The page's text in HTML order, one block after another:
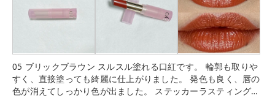
05 ブリックブラウン スルスル塗れる口紅です。 輪郭も取りや
すく、直接塗っても綺麗に仕上がりました。 発色も良く、唇の
色が消えてしっかり色が出ました。 ステッカーラスティング処